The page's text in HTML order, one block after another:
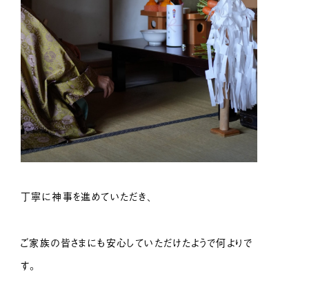
丁寧に神事を進めていただき、
ご家族の皆さまにも安心していただけたようで何よりで
す。